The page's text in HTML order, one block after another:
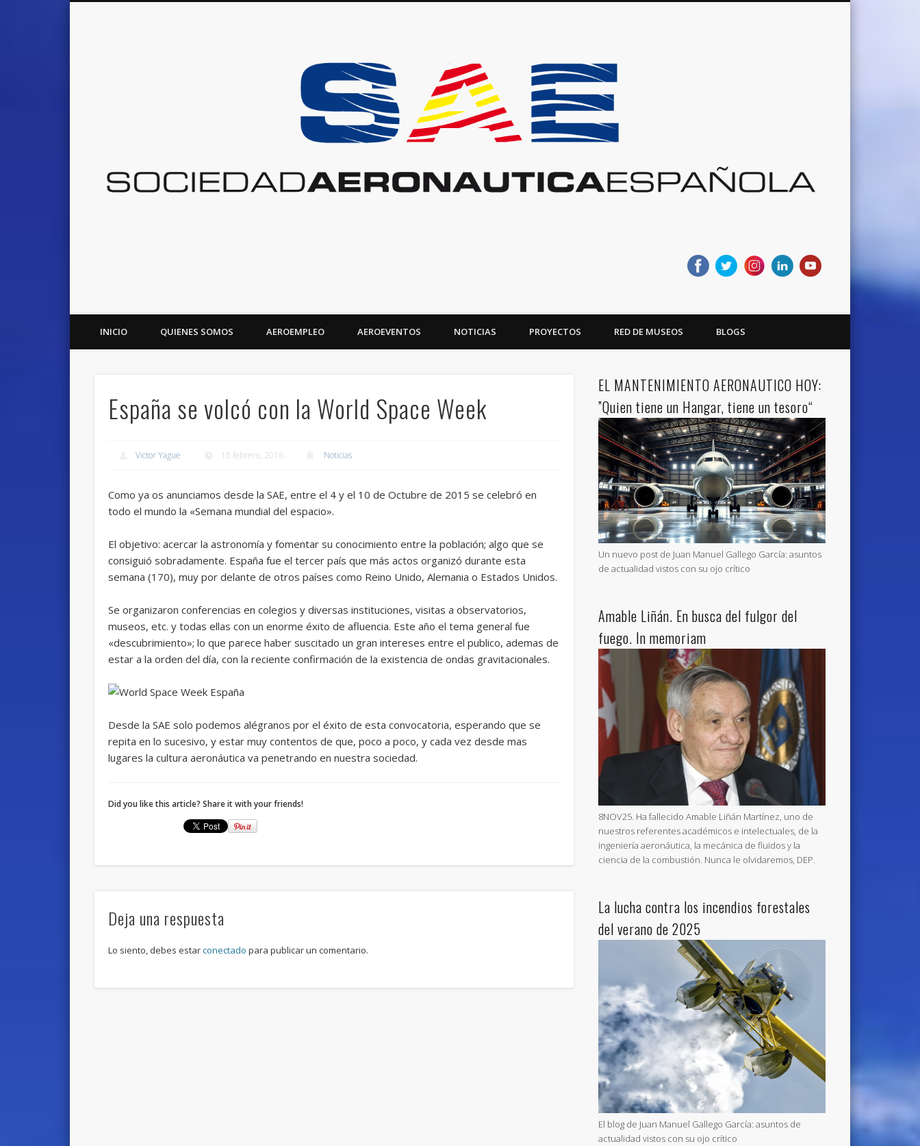
Española
INICIO QUIENES SOMOS AEROEMPLEO AEROEVENTOS NOTICIAS PROYECTOS RED DE MUSEOS BLOGS
España se volcó con la World Space Week
Victor Yague 15 febrero, 2016 Noticias
Como ya os anunciamos desde la SAE, entre el 4 y el 10 de Octubre de 2015 se celebró en
todo el mundo la «Semana mundial del espacio».
El objetivo: acercar la astronomía y fomentar su conocimiento entre la población; algo que se
consiguió sobradamente. España fue el tercer país que más actos organizó durante esta
semana (170), muy por delante de otros países como Reino Unido, Alemania o Estados Unidos.
Se organizaron conferencias en colegios y diversas instituciones, visitas a observatorios,
museos, etc. y todas ellas con un enorme éxito de afluencia. Este año el tema general fue
«descubrimiento»; lo que parece haber suscitado un gran intereses entre el publico, ademas de
estar a la orden del día, con la reciente confirmación de la existencia de ondas gravitacionales.
Desde la SAE solo podemos alégranos por el éxito de esta convocatoria, esperando que se
repita en lo sucesivo, y estar muy contentos de que, poco a poco, y cada vez desde mas
lugares la cultura aeronáutica va penetrando en nuestra sociedad.
Did you like this article? Share it with your friends!
Deja una respuesta
Lo siento, debes estarconectado para publicar un comentario.
EL MANTENIMIENTO AERONAUTICO HOY:
”Quien tiene un Hangar, tiene un tesoro“
Un nuevo post de Juan Manuel Gallego García: asuntos
de actualidad vistos con su ojo crítico
Amable Liñán. En busca del fulgor del
fuego. In memoriam
8NOV25. Ha fallecido Amable Liñán Martínez, uno de
nuestros referentes académicos e intelectuales, de la
ingeniería aeronáutica, la mecánica de fluidos y la
ciencia de la combustión. Nunca le olvidaremos, DEP.
La lucha contra los incendios forestales
del verano de 2025
El blog de Juan Manuel Gallego García: asuntos de
actualidad vistos con su ojo crítico